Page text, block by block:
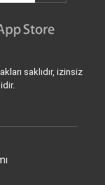
saklıdır, izinsiz